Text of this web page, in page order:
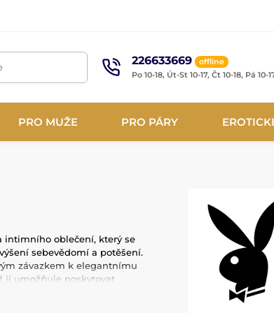
226633669
offline
Po 10-18, Út-St 10-17, Čt 10-18, Pá 10-
PRO MUŽE PRO PÁRY
intimního oblečení, který se
sebevědomí a potěšení.
závazkem k elegantnímu
jí umožňuje poskytovat